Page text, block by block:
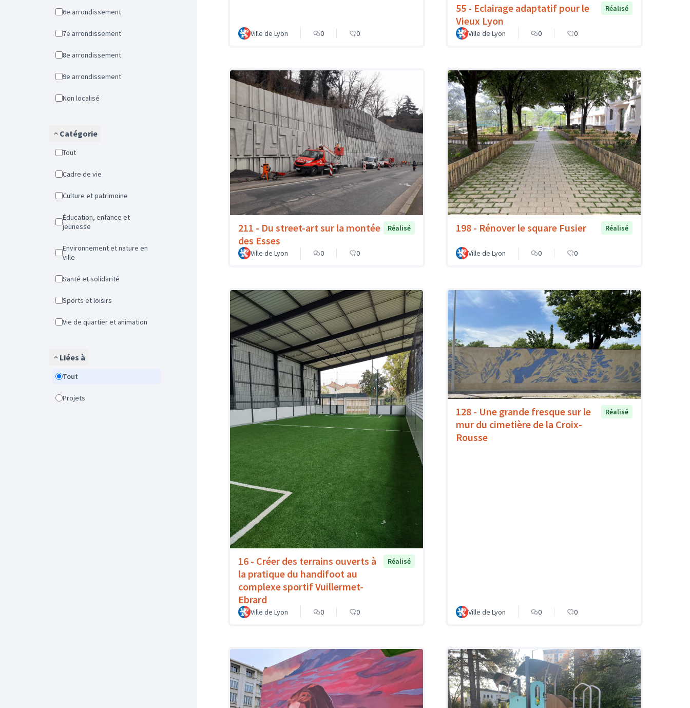
6e arrondissement
7e arrondissement
8e arrondissement
9e arrondissement
Non localisé
Catégorie
Tout
Cadre de vie
Culture et patrimoine
Éducation, enfance et
jeunesse
Environnement et nature en
ville
Santé et solidarité
Sports et loisirs
Vie de quartier et animation
Liées à
Tout
Projets
Ville de Lyon 0 0
55 - Eclairage adaptatif pour le
Vieux Lyon
Réalisé
Ville de Lyon 0 0
211 - Du street-art sur la montée
des Esses
Réalisé
Ville de Lyon 0 0
198 - Rénover le square Fusier Réalisé
Ville de Lyon 0 0
16 - Créer des terrains ouverts à
la pratique du handifoot au
complexe sportif Vuillermet-
Ebrard
Réalisé
Ville de Lyon 0 0
128 - Une grande fresque sur le
mur du cimetière de la Croix-
Rousse
Réalisé
Ville de Lyon 0 0